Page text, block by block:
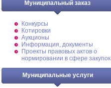
Муниципальный заказ
Конкурсы
Котировки
Аукционы
Информация, документы
Проекты правовых актов о
нормировании в сфере закупок
Муниципальные услуги